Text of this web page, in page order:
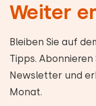
Weiter
Bleiben Sie auf
Tipps. Abonnieren
Newsletter und
Monat.